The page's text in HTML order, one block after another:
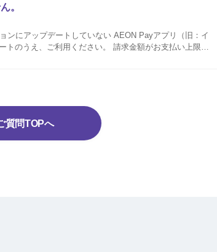
。
していない AEON Payアプリ（旧：イ
ください。 請求金額がお支払い上限金
質問TOPへ